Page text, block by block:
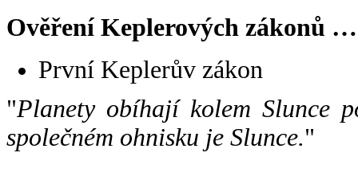
Ověření Keplerových zákonů …
První Keplerův zákon
"Planety obíhají kolem Slunce
společném ohnisku je Slunce."